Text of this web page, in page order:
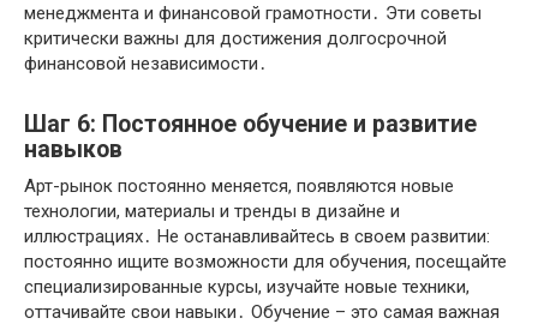
менеджмента и финансовой грамотности․ Эти советы
критически важны для достижения долгосрочной
финансовой независимости․
Шаг 6: Постоянное обучение и развитие
навыков
Арт-рынок постоянно меняется, появляются новые
технологии, материалы и тренды в дизайне и
иллюстрациях․ Не останавливайтесь в своем развитии:
постоянно ищите возможности для обучения, посещайте
специализированные курсы, изучайте новые техники,
оттачивайте свои навыки․ Обучение – это самая важная